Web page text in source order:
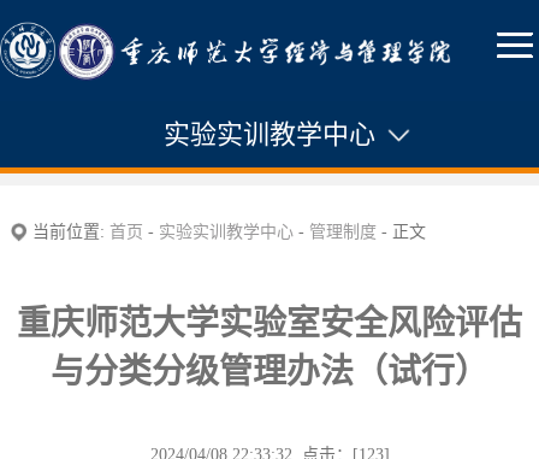
实验实训教学中心
管理制度
课程建设
当前位置: 首页 - 实验实训教学中心- 管理制度- 正文
重庆师范大学实验室安全风险评估
与分类分级管理办法（试行）
2024/04/08 22:33:32 点击：[123]